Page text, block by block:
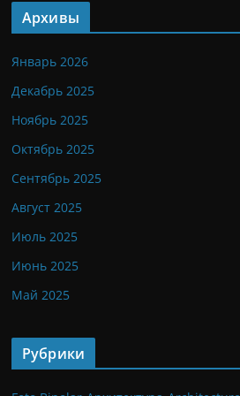
Архивы
Январь 2026
Декабрь 2025
Ноябрь 2025
Октябрь 2025
Сентябрь 2025
Август 2025
Июль 2025
Июнь 2025
Май 2025
Рубрики